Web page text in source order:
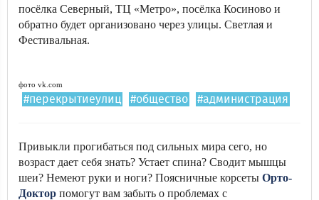
посёлка Северный, ТЦ «Метро», посёлка Косиново и
обратно будет организовано через улицы. Светлая и
Фестивальная.
фото vk.com
#перекрытиеулиц #общество #администрация
Привыкли прогибаться под сильных мира сего, но
возраст дает себя знать? Устает спина? Сводит мышцы
шеи? Немеют руки и ноги? Поясничные корсеты Орто-
Доктор помогут вам забыть о проблемах с